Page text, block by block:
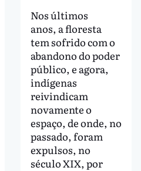
Nos últimos
anos, a floresta
tem sofrido com o
abandono do poder
público, e agora,
indígenas
reivindicam
novamente o
espaço, de onde, no
passado, foram
expulsos, no
século XIX, por